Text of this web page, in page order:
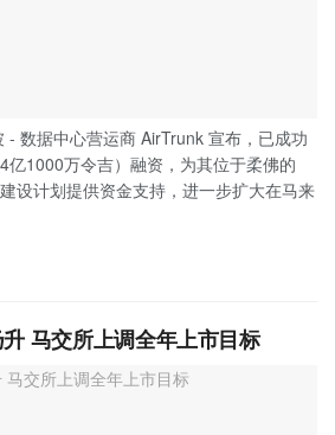
数据中心营运商 AirTrunk 宣布，已成功
亿1000万令吉）融资，为其位于柔佛的
设计划提供资金支持，进一步扩大在马来
马交所上调全年上市目标